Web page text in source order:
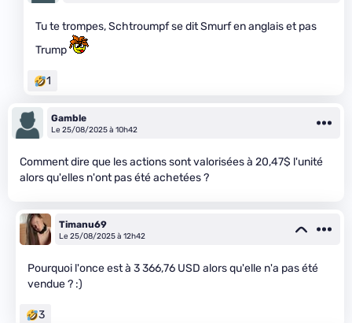
Tu te trompes, Schtroumpf se dit Smurf en anglais et pas
Trump
1
Gamble
Le 25/08/2025 à 10h42
Comment dire que les actions sont valorisées à 20,47$ l'unité
alors qu'elles n'ont pas été achetées ?
Timanu69
Le 25/08/2025 à 12h42
Pourquoi l'once est à 3 366,76 USD alors qu'elle n'a pas été
vendue ? :)
3